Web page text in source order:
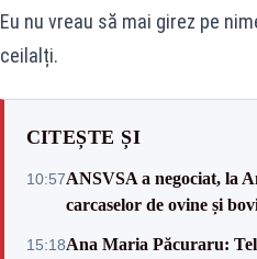
Eu nu vreau să mai girez pe
ceilalți.
CITEȘTE ȘI
10:57ANSVSA a negociat, la
carcaselor de ovine și
15:18Ana Maria Păcuraru: